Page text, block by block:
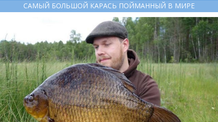
САМЫЙ БОЛЬШОЙ КАРАСЬ ПОЙМАННЫЙ В МИРЕ